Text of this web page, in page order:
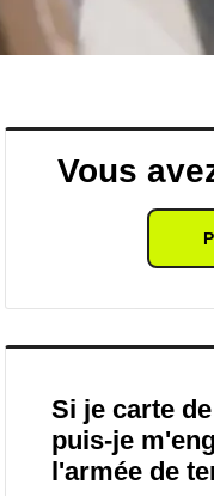
Vous
Si je carte
puis-je
l'armée de